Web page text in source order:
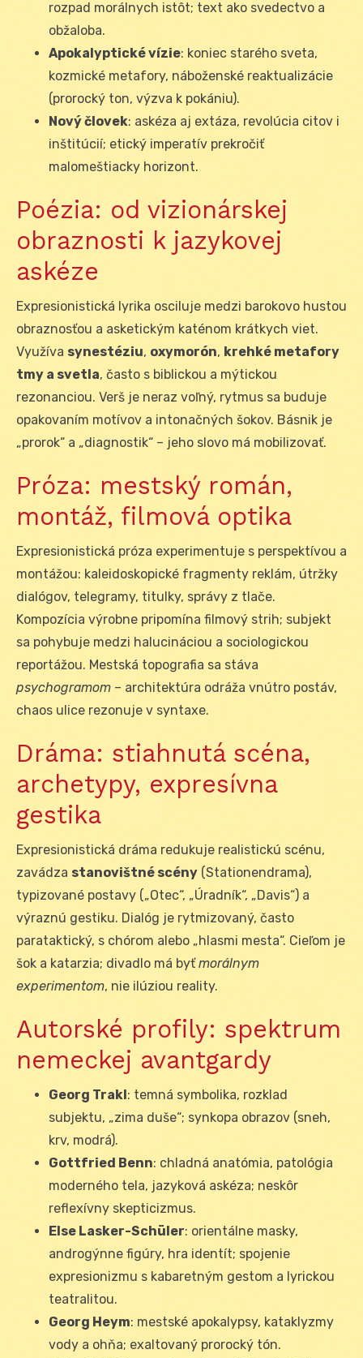
rozpad morálnych istôt; text ako svedectvo a
obžaloba.
Apokalyptické vízie: koniec starého sveta,
kozmické metafory, náboženské reaktualizácie
(prorocký ton, výzva k pokániu).
Nový človek: askéza aj extáza, revolúcia citov i
inštitúcií; etický imperatív prekročiť
malomeštiacky horizont.
Poézia: od vizionárskej
obraznosti k jazykovej
askéze
Expresionistická lyrika osciluje medzi barokovo hustou
obraznosťou a asketickým katénom krátkych viet.
Využíva synestéziu, oxymorón, krehké metafory
tmy a svetla, často s biblickou a mýtickou
rezonanciou. Verš je neraz voľný, rytmus sa buduje
opakovaním motívov a intonačných šokov. Básnik je
„prorok“ a „diagnostik“ – jeho slovo má mobilizovať.
Próza: mestský román,
montáž, filmová optika
Expresionistická próza experimentuje s perspektívou a
montážou: kaleidoskopické fragmenty reklám, útržky
dialógov, telegramy, titulky, správy z tlače.
Kompozícia výrobne pripomína filmový strih; subjekt
sa pohybuje medzi halucináciou a sociologickou
reportážou. Mestská topografia sa stáva
psychogramom – architektúra odráža vnútro postáv,
chaos ulice rezonuje v syntaxe.
Dráma: stiahnutá scéna,
archetypy, expresívna
gestika
Expresionistická dráma redukuje realistickú scénu,
zavádza stanovištné scény (Stationendrama),
typizované postavy („Otec“, „Úradník“, „Davis“) a
výraznú gestiku. Dialóg je rytmizovaný, často
parataktický, s chórom alebo „hlasmi mesta“. Cieľom je
šok a katarzia; divadlo má byťmorálnym
experimentom, nie ilúziou reality.
Autorské profily: spektrum
nemeckej avantgardy
Georg Trakl: temná symbolika, rozklad
subjektu, „zima duše“; synkopa obrazov (sneh,
krv, modrá).
Gottfried Benn: chladná anatómia, patológia
moderného tela, jazyková askéza; neskôr
reflexívny skepticizmus.
Else Lasker-Schüler: orientálne masky,
androgýnne figúry, hra identít; spojenie
expresionizmu s kabaretným gestom a lyrickou
teatralitou.
Georg Heym: mestské apokalypsy, kataklyzmy
vody a ohňa; exaltovaný prorocký tón.